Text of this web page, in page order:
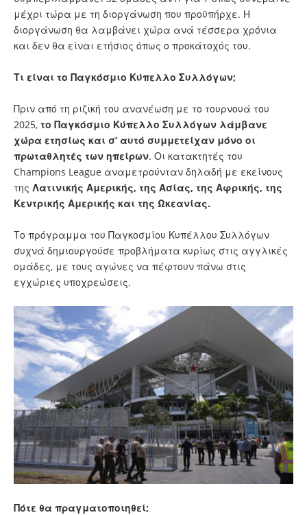
μέχρι τώρα με τη διοργάνωση που προϋπήρχε. Η
διοργάνωση θα λαμβάνει χώρα ανά τέσσερα χρόνια
και δεν θα είναι ετήσιος όπως ο προκάτοχός του.
Τι είναι το Παγκόσμιο Κύπελλο Συλλόγων;
Πριν από τη ριζική του ανανέωση με το τουρνουά του
2025, το Παγκόσμιο Κύπελλο Συλλόγων λάμβανε
χώρα ετησίως και σ’ αυτό συμμετείχαν μόνο οι
πρωταθλητές των ηπείρων. Οι κατακτητές του
Champions League αναμετρούνταν δηλαδή με εκείνους
της Λατινικής Αμερικής, της Ασίας, της Αφρικής, της
Κεντρικής Αμερικής και της Ωκεανίας.
Το πρόγραμμα του Παγκοσμίου Κυπέλλου Συλλόγων
συχνά δημιουργούσε προβλήματα κυρίως στις αγγλικές
ομάδες, με τους αγώνες να πέφτουν πάνω στις
εγχώριες υποχρεώσεις.
Πότε θα πραγματοποιηθεί;